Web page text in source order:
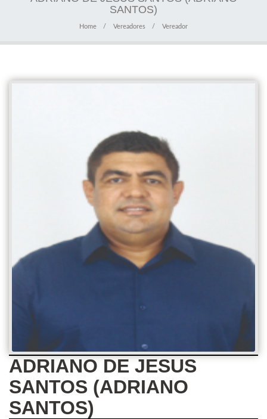
SANTOS)
Home Vereadores Vereador
ADRIANO DE JESUS
SANTOS (ADRIANO
SANTOS)